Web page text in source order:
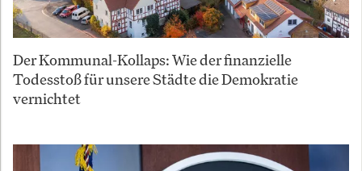
Der Kommunal-Kollaps: Wie der finanzielle
Todesstoß für unsere Städte die Demokratie
vernichtet